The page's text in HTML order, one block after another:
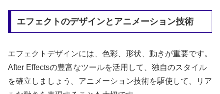
エフェクトのデザインとアニメーション技術
エフェクトデザインには、色彩、形状、動きが重要です。
After Effectsの豊富なツールを活用して、独自のスタイル
を確立しましょう。アニメーション技術を駆使して、リア